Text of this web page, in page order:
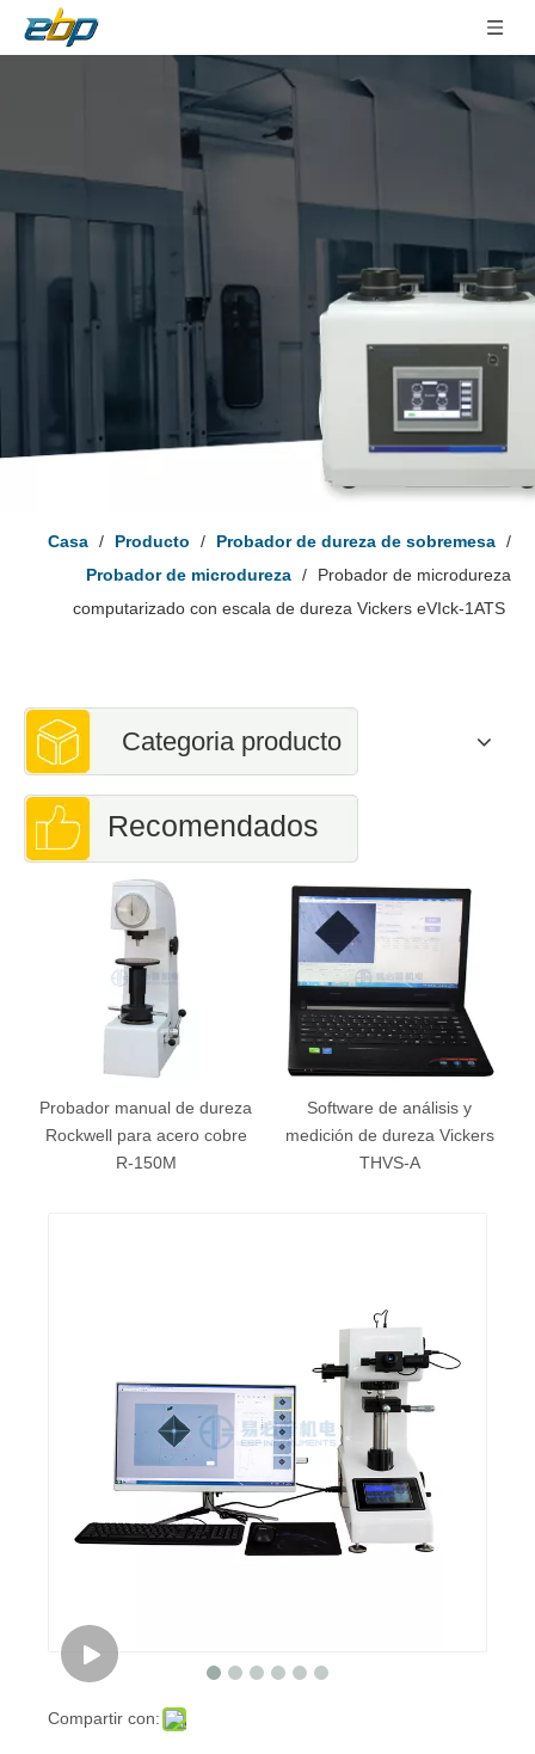
Casa / Producto / Probador de dureza de sobremesa /
Probador de microdureza /
Probador de microdureza
computarizado con escala de dureza Vickers eVIck-1ATS
Categoria producto
Recomendados
Probador manual de dureza
Rockwell para acero cobre
R-150M
Software de análisis y
medición de dureza Vickers
THVS-A
Compartir con: